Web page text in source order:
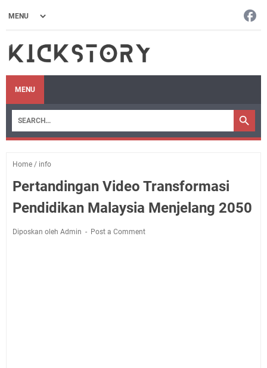
MENU
Home / info
Pertandingan Video Transformasi
Pendidikan Malaysia Menjelang 2050
Diposkan oleh Admin Post a Comment